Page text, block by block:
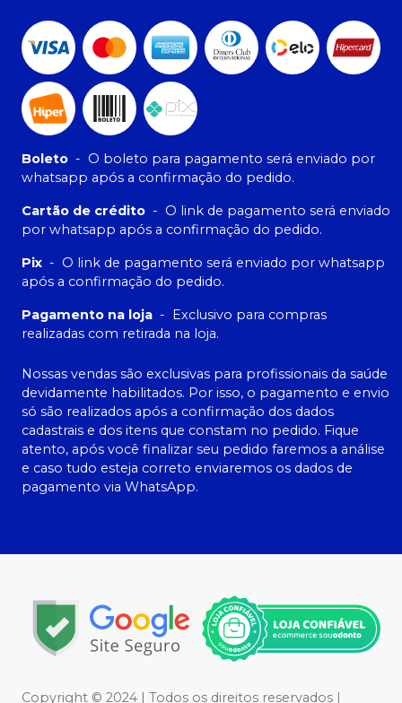
Boleto - O boleto para pagamento será enviado por
whatsapp após a confirmação do pedido.
Cartão de crédito - O link de pagamento será enviado
por whatsapp após a confirmação do pedido.
Pix - O link de pagamento será enviado por whatsapp
após a confirmação do pedido.
Pagamento na loja - Exclusivo para compras
realizadas com retirada na loja.
Nossas vendas são exclusivas para profissionais da saúde
devidamente habilitados. Por isso, o pagamento e envio
só são realizados após a confirmação dos dados
cadastrais e dos itens que constam no pedido. Fique
atento, após você finalizar seu pedido faremos a análise
e caso tudo esteja correto enviaremos os dados de
pagamento via WhatsApp.
Copyright © 2024 | Todos os direitos reservados |